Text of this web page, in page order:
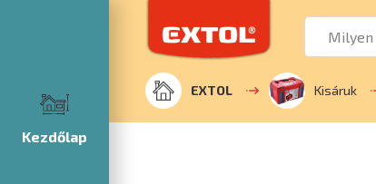
Kezdőlap
EXTOL Kisáruk